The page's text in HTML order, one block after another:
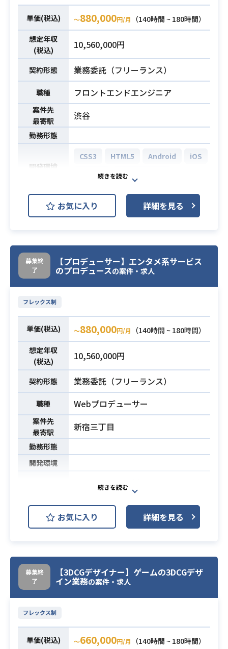
必須スキル
・既存のコード、ログを解析し、リ
ファクタ検討やソフト修正するスキ
ル。
・C++の開発実績。
・Word/Excel等を利用した、設計書
(特にシーケンス図)の作成実績。
単価(税込) 〜880,000円/月
（140時間 ~ 180時間）
想定年収
(税込)
10,560,000円
契約形態 業務委託（フリーランス）
職種 フロントエンドエンジニア
案件先
最寄駅
渋谷
勤務形態
開発環境
CSS3 HTML5 Android
iOS
Flutter
React Native
業務内容
社会人向けオンライン学習サービス
のスマートフォン向けUIのフロント
アや他のプロダクトチームと連携し
ながら、
ユーザにとって使いやすいUI/UXの検
アジャイル形式の開発スタイルで、
改善のリリースサイクルを素早く回
し、プロダクトのユーザの価値を高
めることが目標としています。
イティブとWebUIのハイブリットで
構成されていますが、Flutterへのリ
プレイスを検討しています。
【案件詳細】
・toC開発プロダクトのアプリ（特に
iOS）について、ユーザーやビジネス
サイド、PdMからの要求事項から各
・エンジニア視点での立案・企画に
よる各種機能の設計／開発
・toC／toBのバックエンドエンジニ
アと連携し最適な開発プロセスの実
必須スキル
・Android（およびiOS）アプリの開
発経験3年以上
お気に入り 詳細を見る
募集終
了
【プロデューサー】エンタメ系サービス
のプロデュースの案件・求人
フレックス制
単価(税込) 〜880,000円/月
（140時間 ~ 180時間）
想定年収
(税込)
10,560,000円
契約形態 業務委託（フリーランス）
職種 Webプロデューサー
案件先
最寄駅
新宿三丁目
勤務形態
開発環境
コンシューマーゲーム、ソーシャル
ゲーム、オンラインゲーム、VR・AR
コンテンツ、CG映像、等の様々なコ
ンテンツ制作についてプロジェクト
クライアントとのコミュニケーショ
ン、工数見積、スケジュール策定、
進捗とコスト管理、協力会社との契
約交渉、等様々な調整業務を行って
必須スキル
・プロデューサー経験が1年以上ある
お気に入り 詳細を見る
募集終
了
【3DCGデザイナー】ゲームの3DCGデザ
イン業務の案件・求人
フレックス制
単価(税込) 〜660,000円/月
（140時間 ~ 180時間）